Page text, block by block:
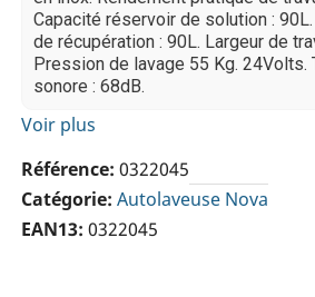
Capacité réservoir de solution :
de récupération : 90L. Largeur de travail: 72CM.
Pression de lavage 55 Kg. 24Volts.
sonore : 68dB.
Voir plus
Référence 0322045
Catégorie Autolaveuse Nova
EAN13 0322045